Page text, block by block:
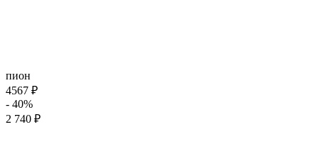
пион
4567 ₽
- 40%
2 740 ₽